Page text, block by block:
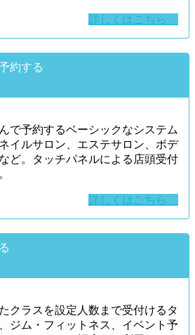
詳しくはこちら
約する
で予約するベーシックなシステム
イルサロン、エステサロン、ボデ
ど。タッチパネルによる店頭受付
詳しくはこちら
クラスを設定人数まで受付けるタ
ジム・フィットネス、イベント予